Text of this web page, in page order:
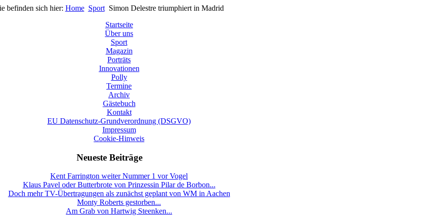
befinden sich hier: Home Sport Simon Delestre triumphiert in Madrid
Startseite
Über uns
Sport
Magazin
Porträts
Innovationen
Polly
Termine
Archiv
Gästebuch
Kontakt
EU Datenschutz-Grundverordnung (DSGVO)
Impressum
Cookie-Hinweis
Neueste Beiträge
Kent Farrington weiter Nummer 1 vor Vogel
Klaus Pavel oder Butterbrote von Prinzessin Pilar de Borbon...
Doch mehr TV-Übertragungen als zunächst geplant von WM in Aachen
Monty Roberts gestorben...
Am Grab von Hartwig Steenken...